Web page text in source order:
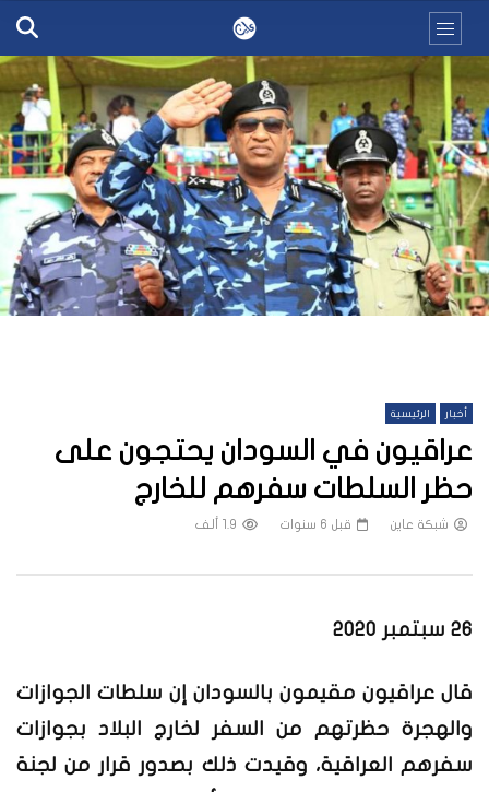
أخبار الرئيسية
عراقيون في السودان يحتجون على
حظر السلطات سفرهم للخارج
شبكة عاين قبل 6 سنوات 1.9 ألف
26 سبتمبر 2020
قال عراقيون مقيمون بالسودان إن سلطات الجوازات
والهجرة حظرتهم من السفر لخارج البلاد بجوازات
سفرهم العراقية، وقيدت ذلك بصدور قرار من لجنة